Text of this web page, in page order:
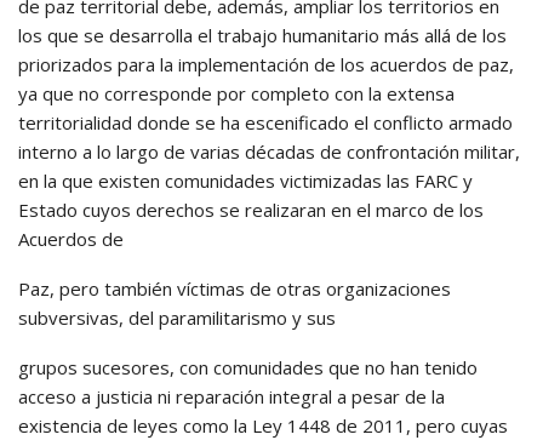
de paz territorial debe, además, ampliar los territorios en
los que se desarrolla el trabajo humanitario más allá de los
priorizados para la implementación de los acuerdos de paz,
ya que no corresponde por completo con la extensa
territorialidad donde se ha escenificado el conflicto armado
interno a lo largo de varias décadas de confrontación militar,
en la que existen comunidades victimizadas las FARC y
Estado cuyos derechos se realizaran en el marco de los
Acuerdos de
Paz, pero también víctimas de otras organizaciones
subversivas, del paramilitarismo y sus
grupos sucesores, con comunidades que no han tenido
acceso a justicia ni reparación integral a pesar de la
existencia de leyes como la Ley 1448 de 2011, pero cuyas